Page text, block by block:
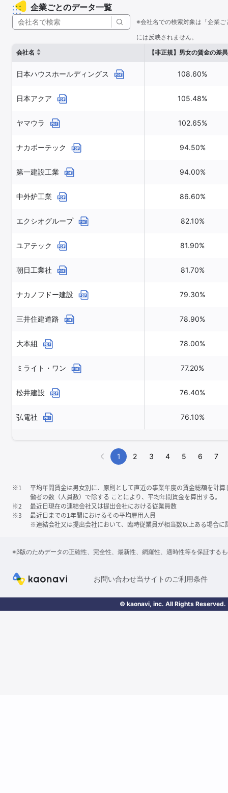
企業ごとのデータ一覧
※会社名での検索対象は「企業
には反映されません。
会社名
【非正規】男女の賃金の差異
日本ハウスホールディングス 108.60%
日本アクア 105.48%
ヤマウラ 102.65%
ナカボーテック 94.50%
第一建設工業 94.00%
中外炉工業 86.60%
エクシオグループ 82.10%
ユアテック 81.90%
朝日工業社 81.70%
ナカノフドー建設 79.30%
三井住建道路 78.90%
大本組 78.00%
ミライト・ワン 77.20%
松井建設 76.40%
弘電社 76.10%
1 2 3 4 5 6 7
※1
平均年間賃金は男女別に、原則として直近の事業年度の賃金総額を計
働者の数（人員数）で除する ことにより、平均年間賃金を算出する。
※2
最近日現在の連結会社又は提出会社における従業員数
※3
最近日までの1年間におけるその平均雇用人員
※連結会社又は提出会社において、臨時従業員が相当数以上ある場合に
※β版のためデータの正確性、完全性、最新性、網羅性、適時性等を保証する
お問い合わせ当サイトのご利用条件
© kaonavi, inc. All Rights Reserved.